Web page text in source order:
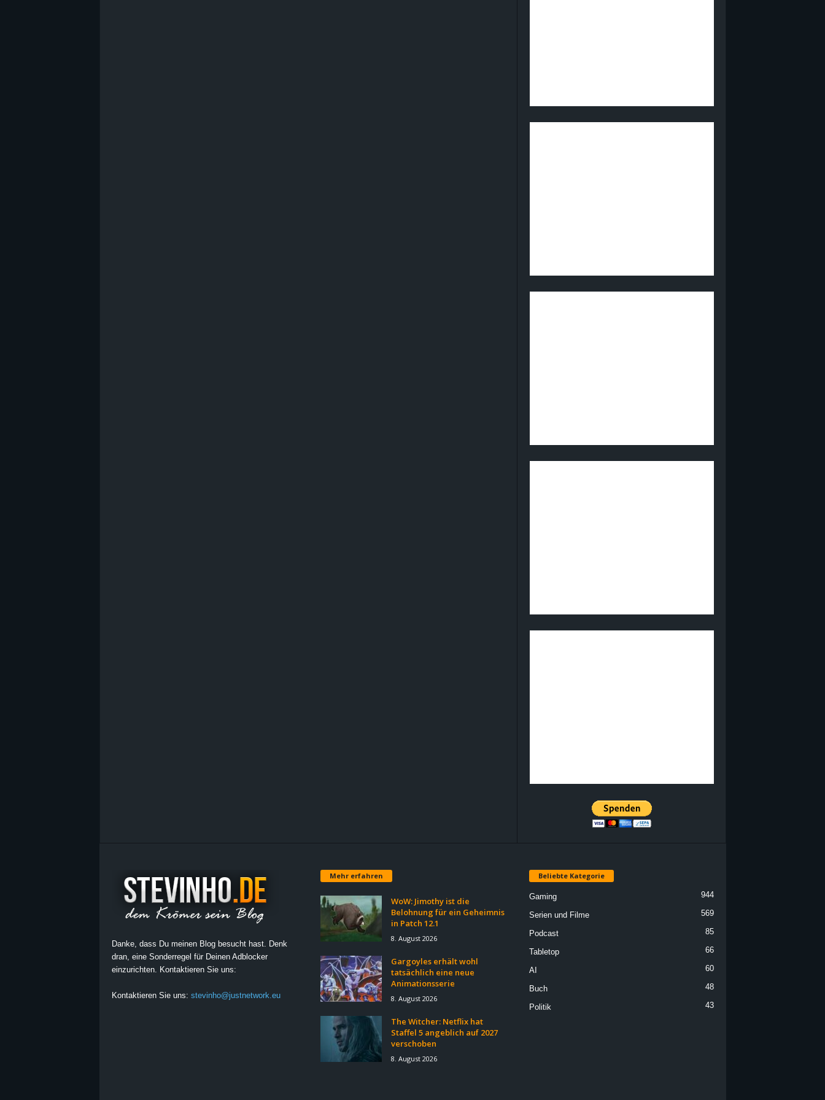
Danke, dass Du meinen Blog besucht hast. Denk
dran, eine Sonderregel für Deinen Adblocker
einzurichten. Kontaktieren Sie uns:
Kontaktieren Sie uns: stevinho@justnetwork.eu
Mehr erfahren
WoW: Jimothy ist die
Belohnung für ein Geheimnis
in Patch 12.1
8. August 2026
Gargoyles erhält wohl
tatsächlich eine neue
Animationsserie
8. August 2026
The Witcher: Netflix hat
Staffel 5 angeblich auf 2027
verschoben
8. August 2026
Beliebte Kategorie
Gaming 944
Serien und Filme 569
Podcast 85
Tabletop 66
AI 60
Buch 48
Politik 43